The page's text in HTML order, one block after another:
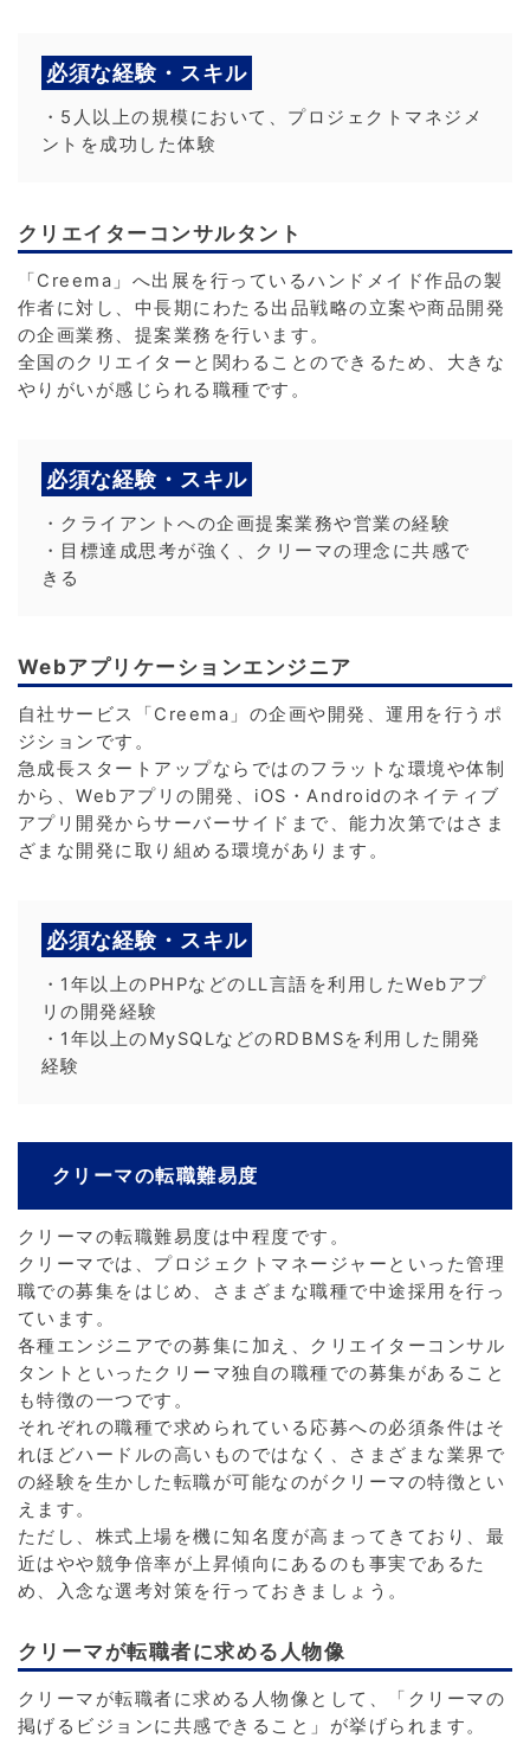
必須な経験・スキル
・5人以上の規模において、プロジェクトマネジメ
ントを成功した体験
クリエイターコンサルタント
「Creema」へ出展を行っているハンドメイド作品の製
作者に対し、中長期にわたる出品戦略の立案や商品開発
の企画業務、提案業務を行います。
全国のクリエイターと関わることのできるため、大きな
やりがいが感じられる職種です。
必須な経験・スキル
・クライアントへの企画提案業務や営業の経験
・目標達成思考が強く、クリーマの理念に共感で
きる
Webアプリケーションエンジニア
自社サービス「Creema」の企画や開発、運用を行うポ
ジションです。
急成長スタートアップならではのフラットな環境や体制
から、Webアプリの開発、iOS・Androidのネイティブ
アプリ開発からサーバーサイドまで、能力次第ではさま
ざまな開発に取り組める環境があります。
必須な経験・スキル
・1年以上のPHPなどのLL言語を利用したWebアプ
リの開発経験
・1年以上のMySQLなどのRDBMSを利用した開発
経験
クリーマの転職難易度
クリーマの転職難易度は中程度です。
クリーマでは、プロジェクトマネージャーといった管理
職での募集をはじめ、さまざまな職種で中途採用を行っ
ています。
各種エンジニアでの募集に加え、クリエイターコンサル
タントといったクリーマ独自の職種での募集があること
も特徴の一つです。
それぞれの職種で求められている応募への必須条件はそ
れほどハードルの高いものではなく、さまざまな業界で
の経験を生かした転職が可能なのがクリーマの特徴とい
えます。
ただし、株式上場を機に知名度が高まってきており、最
近はやや競争倍率が上昇傾向にあるのも事実であるた
め、入念な選考対策を行っておきましょう。
クリーマが転職者に求める人物像
クリーマが転職者に求める人物像として、「クリーマの
掲げるビジョンに共感できること」が挙げられます。